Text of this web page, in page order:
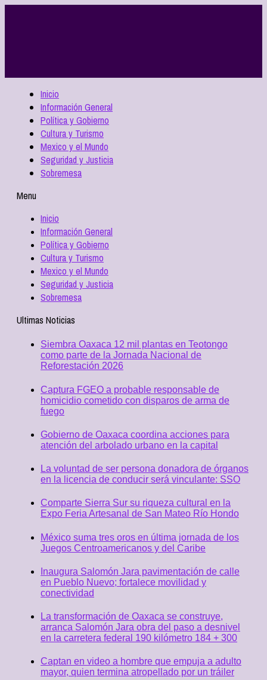
Inicio
Información General
Política y Gobierno
Cultura y Turismo
Mexico y el Mundo
Seguridad y Justicia
Sobremesa
Menu
Inicio
Información General
Política y Gobierno
Cultura y Turismo
Mexico y el Mundo
Seguridad y Justicia
Sobremesa
Ultimas Noticias
Siembra Oaxaca 12 mil plantas en Teotongo
como parte de la Jornada Nacional de
Reforestación 2026
Captura FGEO a probable responsable de
homicidio cometido con disparos de arma de
fuego
Gobierno de Oaxaca coordina acciones para
atención del arbolado urbano en la capital
La voluntad de ser persona donadora de órganos
en la licencia de conducir será vinculante: SSO
Comparte Sierra Sur su riqueza cultural en la
Expo Feria Artesanal de San Mateo Río Hondo
México suma tres oros en última jornada de los
Juegos Centroamericanos y del Caribe
Inaugura Salomón Jara pavimentación de calle
en Pueblo Nuevo; fortalece movilidad y
conectividad
La transformación de Oaxaca se construye,
arranca Salomón Jara obra del paso a desnivel
en la carretera federal 190 kilómetro 184 + 300
Captan en video a hombre que empuja a adulto
mayor, quien termina atropellado por un tráiler